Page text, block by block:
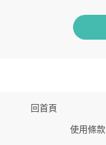
回首頁
使用條款